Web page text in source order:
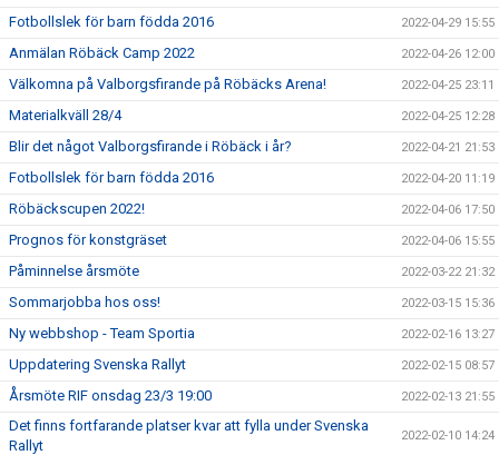
Fotbollslek för barn födda 2016 2022-04-29 15:55
Anmälan Röbäck Camp 2022 2022-04-26 12:00
Välkomna på Valborgsfirande på Röbäcks Arena! 2022-04-25 23:11
Materialkväll 28/4 2022-04-25 12:28
Blir det något Valborgsfirande i Röbäck i år? 2022-04-21 21:53
Fotbollslek för barn födda 2016 2022-04-20 11:19
Röbäckscupen 2022! 2022-04-06 17:50
Prognos för konstgräset 2022-04-06 15:55
Påminnelse årsmöte 2022-03-22 21:32
Sommarjobba hos oss! 2022-03-15 15:36
Ny webbshop - Team Sportia 2022-02-16 13:27
Uppdatering Svenska Rallyt 2022-02-15 08:57
Årsmöte RIF onsdag 23/3 19:00 2022-02-13 21:55
Det finns fortfarande platser kvar att fylla under Svenska
Rallyt
2022-02-10 14:24